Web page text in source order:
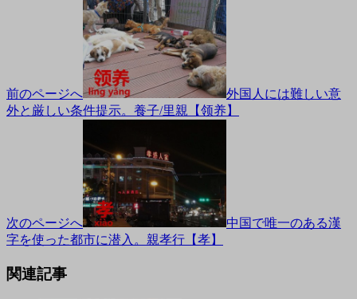
前のページへ
外国人には難しい意
外と厳しい条件提示。養子/里親【领养】
次のページへ
中国で唯一のある漢
字を使った都市に潜入。親孝行【孝】
関連記事